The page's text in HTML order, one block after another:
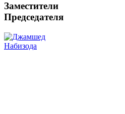
Заместители
Председателя